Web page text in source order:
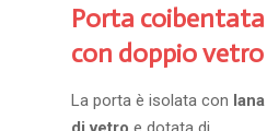
Porta coibentata
con doppio vetro
La porta è isolata con lana